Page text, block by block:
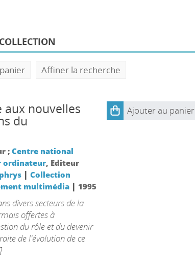
Affiner la recherche
aux nouvelles
du
; Centre national
ordinateur, Editeur
| Collection
multimédia| 1995
divers secteurs de la
offertes à
du rôle et du devenir
de l'évolution de ce
Ajouter au panier